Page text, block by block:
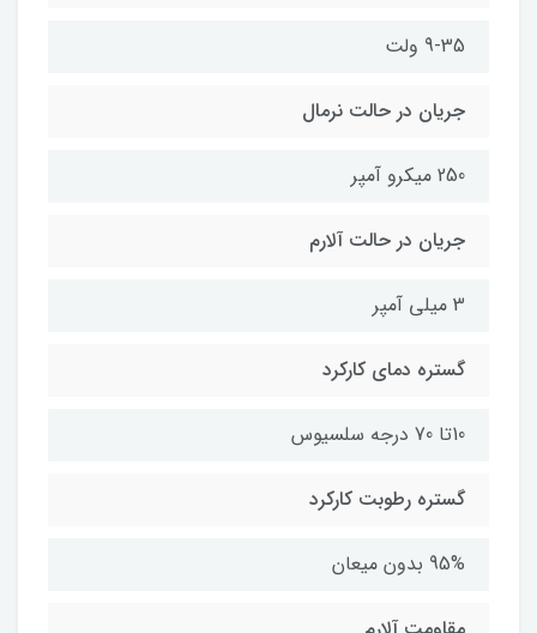
9-35 ولت
جریان در حالت نرمال
250 میکرو آمپر
جریان در حالت آلارم
3 میلی آمپر
گستره دمای کارکرد
10تا 70 درجه سلسیوس
گستره رطوبت کارکرد
95% بدون میعان